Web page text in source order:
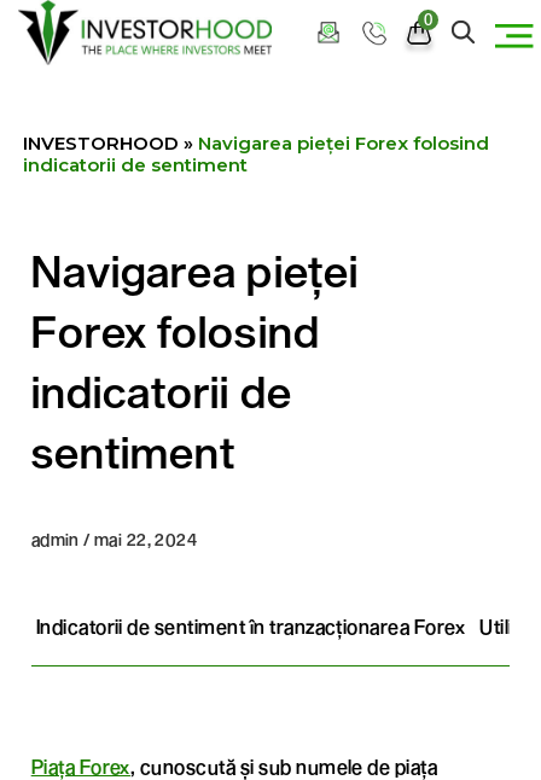
0
INVESTORHOOD » Navigarea pieței Forex folosind
indicatorii de sentiment
Navigarea pieței
Forex folosind
indicatorii de
sentiment
admin / mai 22, 2024
Indicatorii de sentiment în tranzacționarea Forex
Piața Forex, cunoscută și sub numele de piața